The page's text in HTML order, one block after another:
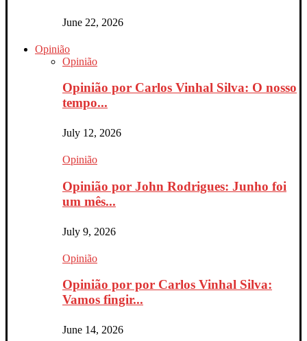
June 22, 2026
Opinião
Opinião
Opinião por Carlos Vinhal Silva: O nosso
tempo...
July 12, 2026
Opinião
Opinião por John Rodrigues: Junho foi
um mês...
July 9, 2026
Opinião
Opinião por por Carlos Vinhal Silva:
Vamos fingir...
June 14, 2026